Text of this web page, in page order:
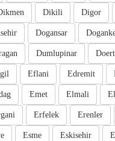
Digor
Dikili
Dogansar
Dumlupinar
Edremit
Eflani
Elmali
Emet
Erenler
Erfelek
Eskisehir
Esme